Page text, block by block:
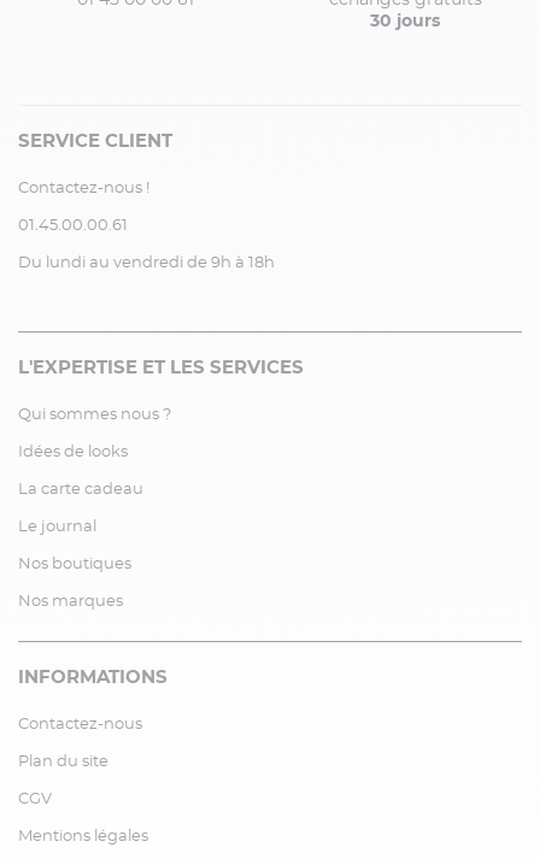
30 jours
SERVICE CLIENT
Contactez-nous !
01.45.00.00.61
Du lundi au vendredi de 9h à 18h
L'EXPERTISE ET LES SERVICES
Qui sommes nous ?
Idées de looks
La carte cadeau
Le journal
Nos boutiques
Nos marques
INFORMATIONS
Contactez-nous
Plan du site
CGV
Mentions légales